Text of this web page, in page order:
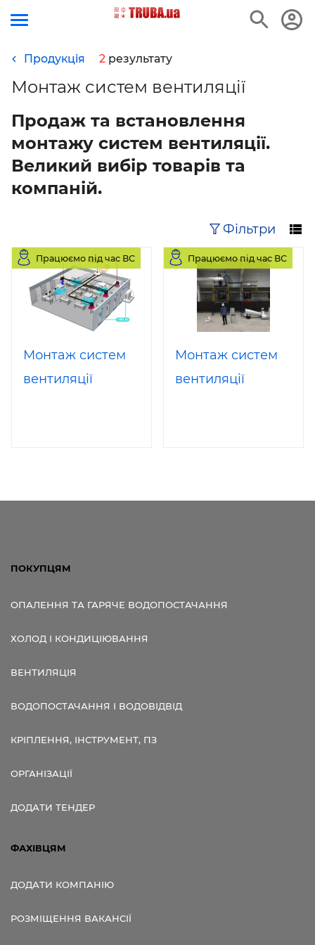
Продукція 2 результату
Монтаж систем вентиляції
Продаж та встановлення
монтажу систем вентиляції.
Великий вибір товарів та
компаній.
Фільтри
Працюємо під час ВС
Монтаж систем
вентиляції
Працюємо під час ВС
Монтаж систем
вентиляції
ПОКУПЦЯМ
ОПАЛЕННЯ ТА ГАРЯЧЕ ВОДОПОСТАЧАННЯ
ХОЛОД І КОНДИЦІЮВАННЯ
ВЕНТИЛЯЦІЯ
ВОДОПОСТАЧАННЯ І ВОДОВІДВІД
КРІПЛЕННЯ, ІНСТРУМЕНТ, ПЗ
ОРГАНІЗАЦІЇ
ДОДАТИ ТЕНДЕР
ФАХІВЦЯМ
ДОДАТИ КОМПАНІЮ
РОЗМІЩЕННЯ ВАКАНСІЇ